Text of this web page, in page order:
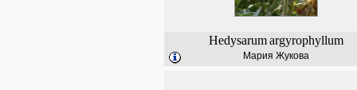
Hedysarum argyrophyllum
Мария Жукова